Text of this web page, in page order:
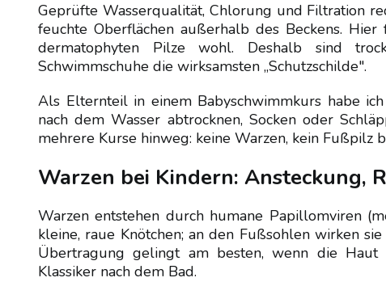
Geprüfte Wasserqualität, Chlorung und Filtration
feuchte Oberflächen außerhalb des Beckens.
dermatophyten Pilze wohl. Deshalb sind
Schwimmschuhe die wirksamsten „Schutzschilde".
Als Elternteil in einem Babyschwimmkurs habe
nach dem Wasser abtrocknen, Socken oder
mehrere Kurse hinweg: keine Warzen, kein Fußpilz
Warzen bei Kindern: Ansteckung,
Warzen entstehen durch humane Papillomviren
kleine, raue Knötchen; an den Fußsohlen wirken
Übertragung gelingt am besten, wenn die
Klassiker nach dem Bad.